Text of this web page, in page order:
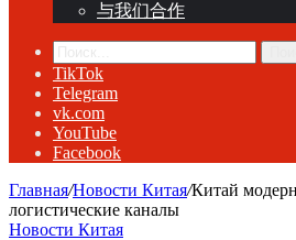
与我们合作
TikTok
Telegram
vk.com
YouTube
Facebook
Главная/Новости Китая/Китай
логистические каналы
Новости Китая